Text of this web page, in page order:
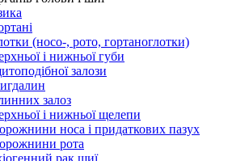
(носо-, рото, гортаноглотки)
і нижньої губи
залози
залоз
і нижньої щелепи
носа і придаткових пазух
рота
рак шиї